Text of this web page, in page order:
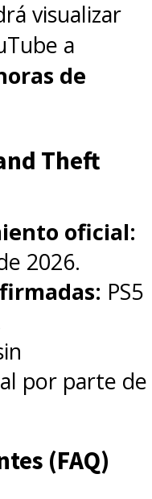
visualizar
a
de
Theft
oficial:
2026.
PS5
por parte de
(FAQ)